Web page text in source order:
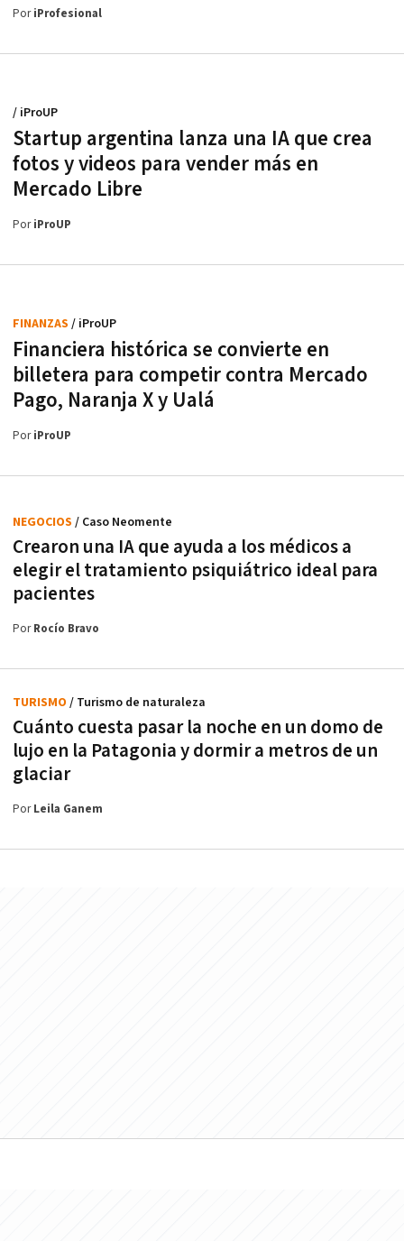
PoriProfesional
Startup argentina lanza una IA que crea
fotos y videos para vender más en
Mercado Libre
/ iProUP
PoriProUP
Financiera histórica se convierte en
billetera para competir contra Mercado
Pago, Naranja X y Ualá
FINANZAS / iProUP
PoriProUP
Crearon una IA que ayuda a los médicos a
elegir el tratamiento psiquiátrico ideal para
pacientes
NEGOCIOS / Caso Neomente
PorRocío Bravo
Cuánto cuesta pasar la noche en un domo de
lujo en la Patagonia y dormir a metros de un
glaciar
TURISMO / Turismo de naturaleza
PorLeila Ganem